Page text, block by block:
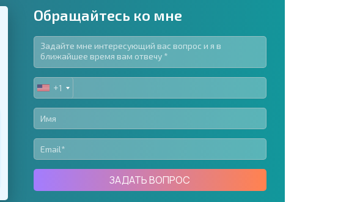
Подписаться на рассылку | Нажимая кнопку, вы разрешаете
использование своих данных.
Отправить сообщение
Обращайтесь ко мне
UNITED
STATES
+1
+1
ЗАДАТЬ ВОПРОС